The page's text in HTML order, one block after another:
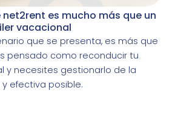
es mucho más que un
vacacional
que se presenta, es más que
pensado como reconducir tu
y necesites gestionarlo de la
efectiva posible.